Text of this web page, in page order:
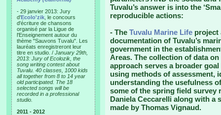
- 29 janvier 2013: Jury
d'Ecolo'zik , le concours
d'écriture de chansons
organisé par la Ligue de
l'Enseignement autour du
thème "Sauvons Tuvalu". Les
lauréats enregistreront leur
titre en studio. / January 29th,
2013: Jury of Ecolozik, the
song writing contest about
Tuvalu. 40 classes, 1000 kids
all together from 8 to 14 year
old participated. The 18
selected songs will be
recorded in a professional
studio.
2011 - 2012
Tuvalu’s answer is into the
reproducible actions:
- The Tuvalu Marine Life project
documentation of Tuvalu’s
government in the
Areas. The collection of data
approach serves a broader
using methods of assessment,
understanding the usefulness
some of the spring field survey
Daniela Ceccarelli along with a
made by Thomas Vignaud.